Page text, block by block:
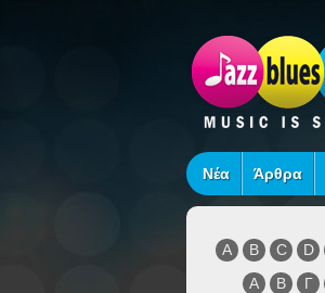
Νέα Άρθρα
A B C D
Α
Β Γ